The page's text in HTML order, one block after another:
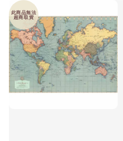
此商品無法
超商取貨